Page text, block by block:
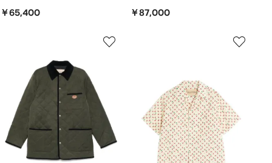
￥65,400 ￥87,000